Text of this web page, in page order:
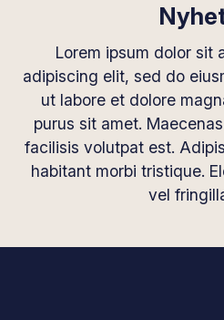
Lorem ipsum dolor sit
adipiscing elit, sed do
ut labore et dolore
purus sit amet.
facilisis volutpat est.
habitant morbi tristique.
vel